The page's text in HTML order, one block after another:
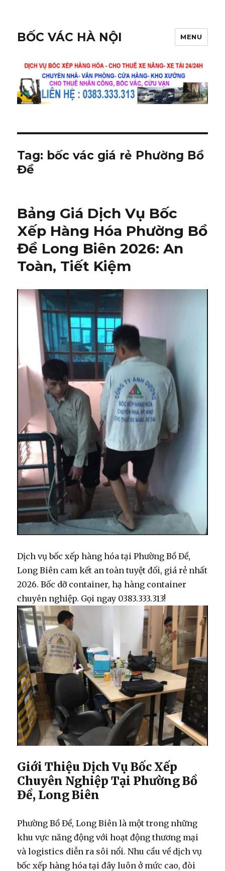
BỐC VÁC HÀ NỘI MENU
Tag: bốc vác giá rẻ Phường Bồ
Đề
Bảng Giá Dịch Vụ Bốc
Xếp Hàng Hóa Phường Bồ
Đề Long Biên 2026: An
Toàn, Tiết Kiệm
Dịch vụ bốc xếp hàng hóa tại Phường Bồ Đề,
Long Biên cam kết an toàn tuyệt đối, giá rẻ nhất
2026. Bốc dỡ container, hạ hàng container
chuyên nghiệp. Gọi ngay 0383.333.313!
Giới Thiệu Dịch Vụ Bốc Xếp
Chuyên Nghiệp Tại Phường Bồ
Đề, Long Biên
Phường Bồ Đề, Long Biên là một trong những
khu vực năng động với hoạt động thương mại
và logistics diễn ra sôi nổi. Nhu cầu về dịch vụ
bốc xếp hàng hóa tại đây luôn ở mức cao, đòi